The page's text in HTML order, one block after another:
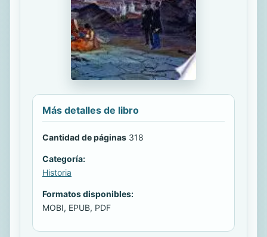
Más detalles de libro
Cantidad de páginas 318
Categoría:
Historia
Formatos disponibles:
MOBI, EPUB, PDF